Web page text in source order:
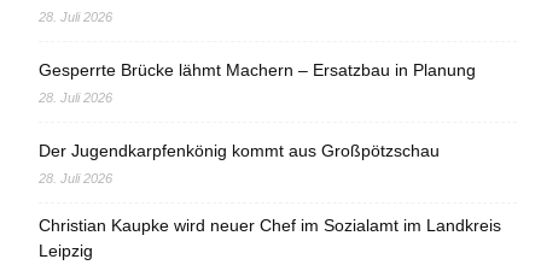
28. Juli 2026
Gesperrte Brücke lähmt Machern – Ersatzbau in Planung
28. Juli 2026
Der Jugendkarpfenkönig kommt aus Großpötzschau
28. Juli 2026
Christian Kaupke wird neuer Chef im Sozialamt im Landkreis
Leipzig